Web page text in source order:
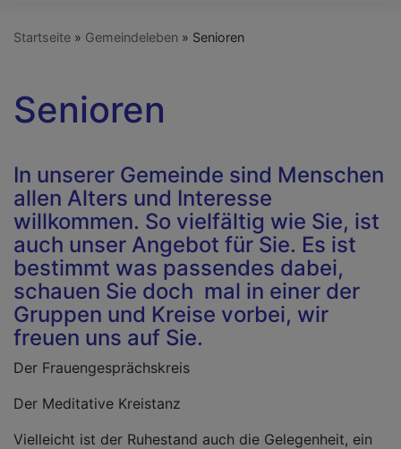
Startseite Gemeindeleben Senioren
Senioren
In unserer Gemeinde sind Menschen
allen Alters und Interesse
willkommen. So vielfältig wie Sie, ist
auch unser Angebot für Sie. Es ist
bestimmt was passendes dabei,
schauen Sie doch mal in einer der
Gruppen und Kreise vorbei, wir
freuen uns auf Sie.
Der Frauengesprächskreis
Der Meditative Kreistanz
Vielleicht ist der Ruhestand auch die Gelegenheit, ein